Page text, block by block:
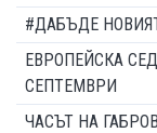
#ДАБЪДЕ
ЕВРОПЕЙСКА
СЕПТЕМВРИ
ЧАСЪТ НА